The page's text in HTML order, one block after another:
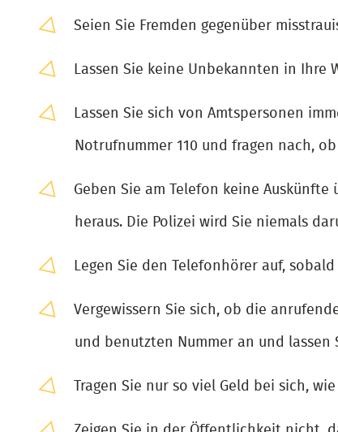
Seien Sie Fremden gegenüber
Lassen Sie keine Unbekannten in Ihre
Lassen Sie sich von Amtspersonen
Notrufnummer 110 und fragen nach,
Geben Sie am Telefon keine
heraus. Die Polizei wird Sie niemals
Legen Sie den Telefonhörer auf,
Vergewissern Sie sich, ob die
und benutzten Nummer an und
Tragen Sie nur so viel Geld bei sich,